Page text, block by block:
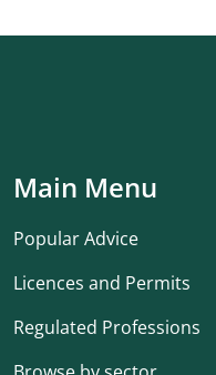
Main Menu
Popular Advice
Licences and Permits
Regulated Professions